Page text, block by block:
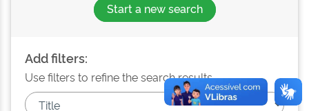
Start a new search
Add filters:
Use filters to refine the search results.